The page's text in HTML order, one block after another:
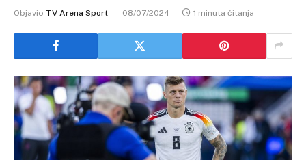
Objavio TV Arena Sport 08/07/2024 1 minuta čitanja